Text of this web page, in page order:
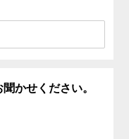
かせください。